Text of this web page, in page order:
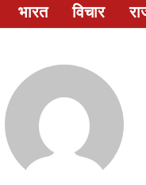
भारत विचार